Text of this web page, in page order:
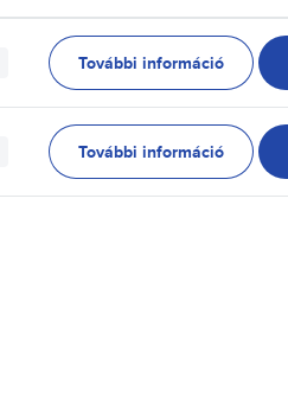
További információ
További információ